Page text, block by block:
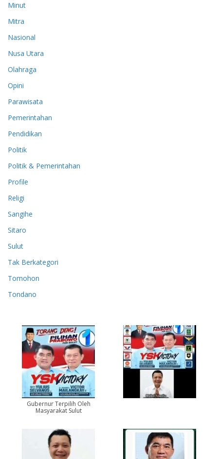
Minut
Mitra
Nasional
Nusa Utara
Olahraga
Opini
Parawisata
Pemerintahan
Pendidikan
Politik
Politik & Pemerintahan
Profile
Religi
Sangihe
Sitaro
Sulut
Tak Berkategori
Tomohon
Tondano
Gubernur Terpilih Oleh
Masyarakat Sulut